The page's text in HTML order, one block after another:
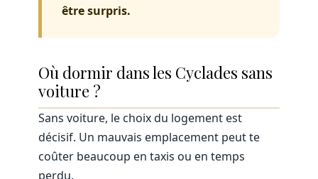
être surpris.
Où dormir dans les Cyclades sans
voiture ?
Sans voiture, le choix du logement est
décisif. Un mauvais emplacement peut te
coûter beaucoup en taxis ou en temps
perdu.